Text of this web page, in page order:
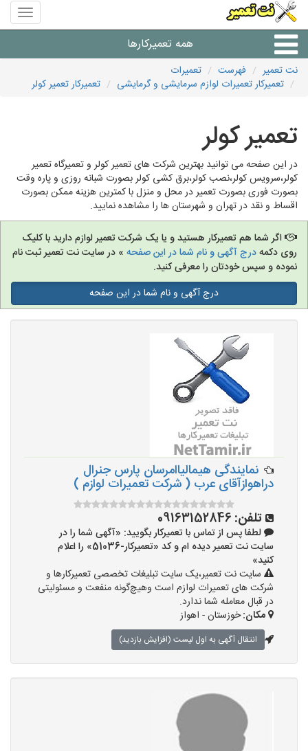
منوی
سایت
تعمیر
همه تعمیرکارها
شرکت های تعمیرات لوازم
نت تعمیر فهرست
تعمیرات
تعمیرکار تعمیرات لوازم سرمایشی و گرمایشی
تعمیرکار تعمیر کولر
تعمیر کولر
در این صفحه می توانید بهترین شرکت های تعمیر کولر و تعمیرگاه تعمیر
کولر،سرویس کولر،نصب کولر،برق کشی کولر بصورت شبانه روزی و پاره وقت
بصورت فوری بصورت تعمیر در محل و منزل با کمترین هزینه ممکن بصورت
اقساط و نقد در تهران و شهرستان ها را مشاهده نمایید.
اگر شما هم تعمیرکار هستید و یا یک شرکت تعمیر لوازم دارید با کلیک
روی دکمهدرج آگهی و نام شما در این صفحه » در سایت نت تعمیر ثبت نام
نموده و سپس خودتان را معرفی کنید.
درج آگهی و نام شما در این صفحه
نمایندگی هیمالیاامرسان پارس جنرال
دراهوازآقای عرب ( شرکت تعمیرات لوازم )
تلفن: 09163152846
لطفا پس از تماس با تعمیرکار بگویید: «آگهی شما را در
سایت نت تعمیر دیده ام و کد «تعمیرکار-51036» را اعلام
کنید»
سایت نت تعمیر،یک سایت تبلیغات تخصصی تعمیرکارها و
شرکت های تعمیرات لوازم است وهیچ‌گونه منفعت و مسئولیتی
در قبال معامله شما ندارد.
مکان:خوزستان - اهواز
انتقال آگهی به اول لیست (افزایش بازدید)